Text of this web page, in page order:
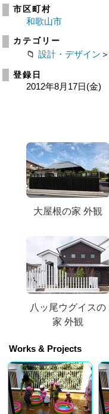
市区町村
和歌山市
カテゴリー
設計・デザイン ＞
登録日
2012年8月17日(金)
大屋根の家 外観
八ッ尾ウグイスの
家 外観
Works & Projects